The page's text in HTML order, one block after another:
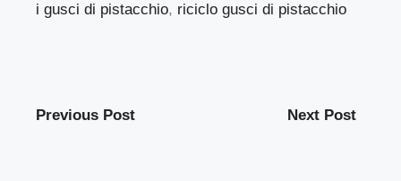
i gusci di pistacchio, riciclo gusci di pistacchio
Previous Post Next Post